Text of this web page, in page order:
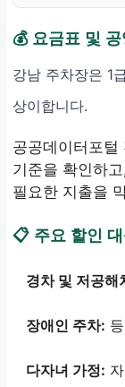
💰 요금표 및
강남 주차장은 1
상이합니다.
공공데이터포털
기준을 확인하
필요한 지출을
📋 주요 할인
경차 및 저공해
장애인 주차:
다자녀 가정: